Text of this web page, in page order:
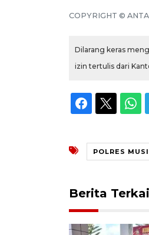
COPYRIGHT ©
Dilarang keras
izin tertulis dari
POLRES
Berita